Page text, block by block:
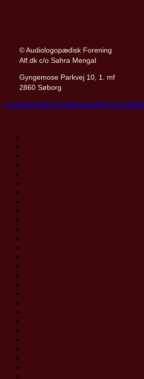
© Audiologopædisk Forening
Alf.dk c/o Sahra Mengal
Gyngemose Parkvej 10, 1. mf
2860 Søborg
Cookiepolitik Privatlivspolitik